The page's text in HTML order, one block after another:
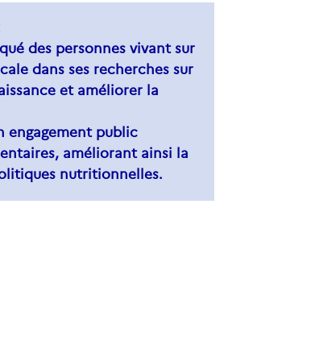
des personnes vivant sur
dans ses recherches sur
et améliorer la
engagement public
améliorant ainsi la
nutritionnelles.